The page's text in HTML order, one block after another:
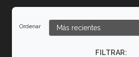
Ordenar
FILTRAR: